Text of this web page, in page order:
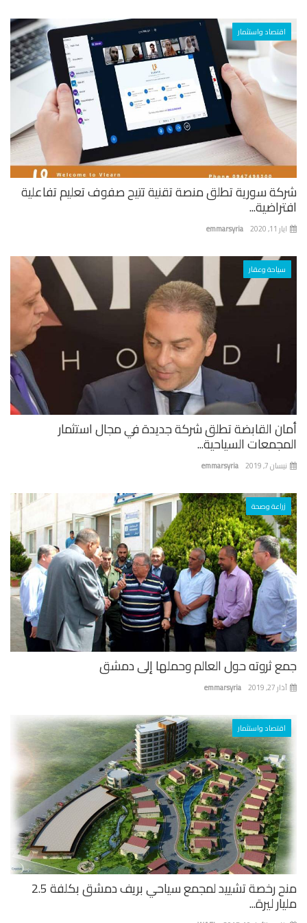
اقتصاد واستثمار
سورية تطلق منصة تقنية تتيح صفوف تعليم تفاعلية
emmarsyria
سياحة وعقار
القابضة تطلق شركة جديدة في مجال استثمار
السياحية...
emmarsyria 7, 2019
زراعة وصحة
ثروته حول العالم وحملها إلى دمشق
emmarsyria 27, 2019
اقتصاد واستثمار
منح رخصة تشييد لمجمع سياحي بريف دمشق بكلفة 2.5
ليرة...